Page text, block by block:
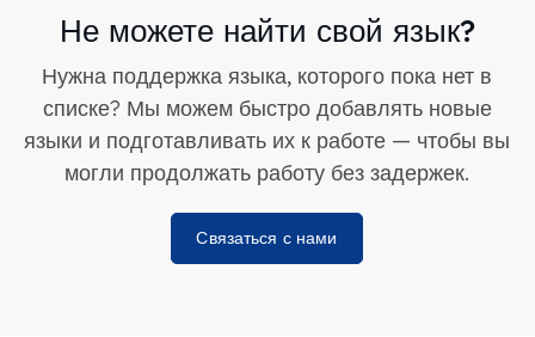
Не можете найти свой язык?
Нужна поддержка языка, которого пока нет в
списке? Мы можем быстро добавлять новые
языки и подготавливать их к работе — чтобы вы
могли продолжать работу без задержек.
Связаться с нами